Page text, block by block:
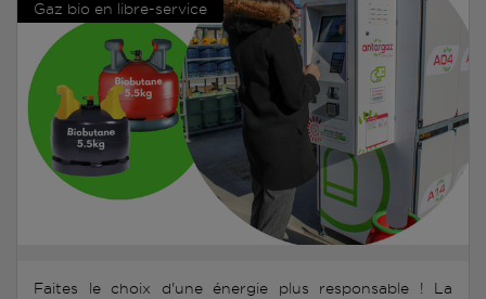
Gaz bio en libre-service
Faites le choix d'une énergie plus responsable ! La